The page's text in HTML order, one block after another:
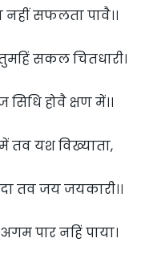
सफलता पावै।।
सकल चितधारी।
होवै क्षण में।।
तव यश विख्याता,
तव जय जयकारी।।
पार नहिं पाया।